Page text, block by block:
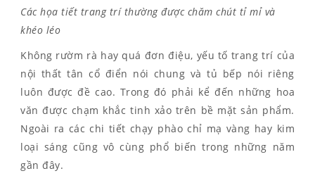
Các họa tiết trang trí thường được chăm chút tỉ mỉ và
khéo léo
Không rườm rà hay quá đơn điệu, yếu tố trang trí của
nội thất tân cổ điển nói chung và tủ bếp nói riêng
luôn được đề cao. Trong đó phải kể đến những hoa
văn được chạm khắc tinh xảo trên bề mặt sản phẩm.
Ngoài ra các chi tiết chạy phào chỉ mạ vàng hay kim
loại sáng cũng vô cùng phổ biến trong những năm
gần đây.